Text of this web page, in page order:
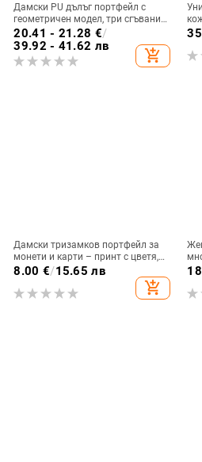
Дамски PU дълъг портфейл с
геометричен модел, три сгъвания
за карти и множество отделения,
разширяем
20.41 - 21.28 €/
39.92 - 41.62 лв
add_shopping_cart
Дамски тризамков портфейл за
монети и карти – принт с цветя,
PVC кожа, подплата полиестер,
8.00 €/15.65 лв
add_shopping_cart